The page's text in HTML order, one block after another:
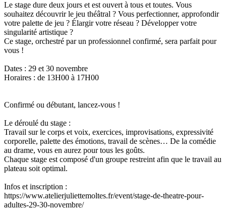
Le stage dure deux jours et est ouvert à tous et toutes. Vous
souhaitez découvrir le jeu théâtral ? Vous perfectionner, approfondir
votre palette de jeu ? Élargir votre réseau ? Développer votre
singularité artistique ?
Ce stage, orchestré par un professionnel confirmé, sera parfait pour
vous !
Dates : 29 et 30 novembre
Horaires : de 13H00 à 17H00
Confirmé ou débutant, lancez-vous !
Le déroulé du stage :
Travail sur le corps et voix, exercices, improvisations, expressivité
corporelle, palette des émotions, travail de scènes… De la comédie
au drame, vous en aurez pour tous les goûts.
Chaque stage est composé d'un groupe restreint afin que le travail au
plateau soit optimal.
Infos et inscription :
https://www.atelierjuliettemoltes.fr/event/stage-de-theatre-pour-
adultes-29-30-novembre/